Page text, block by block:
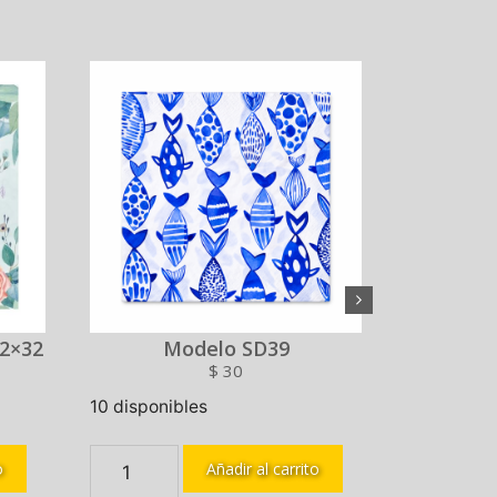
Modelo SD39
$ 30
10 disponibles
Añadir al carrito